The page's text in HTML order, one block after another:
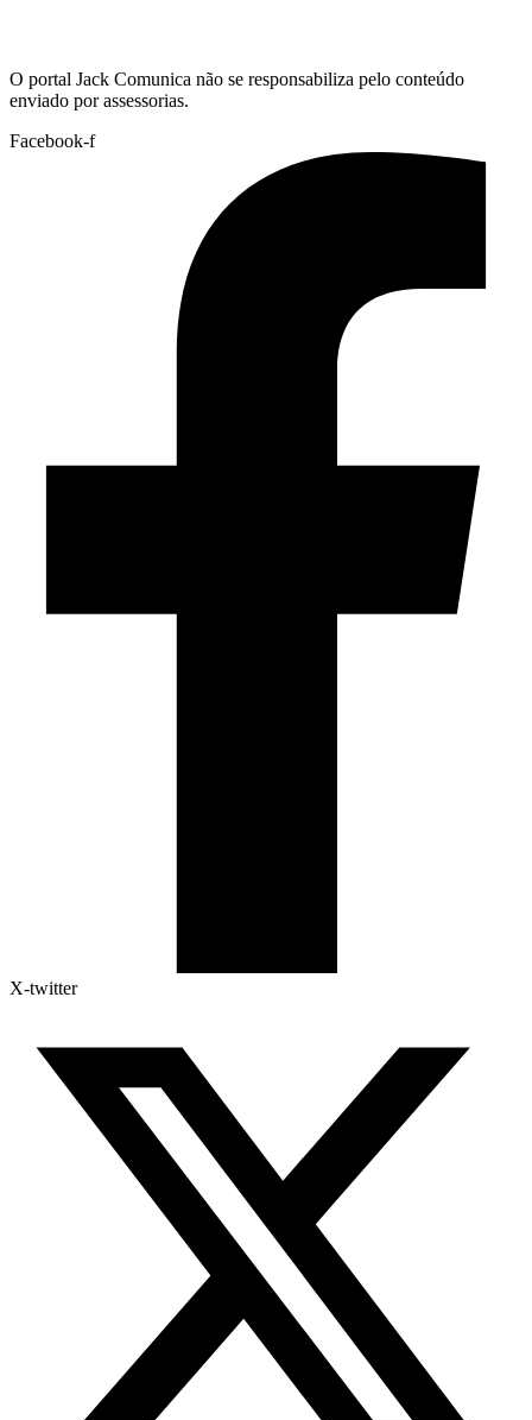
O portal Jack Comunica não se responsabiliza pelo conteúdo
enviado por assessorias.
Facebook-f
X-twitter